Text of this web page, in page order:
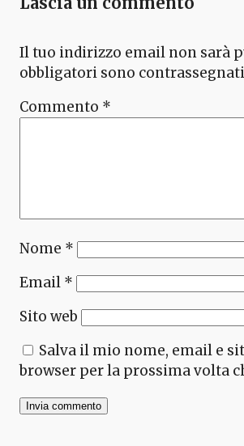
Il tuo indirizzo email non sarà
obbligatori sono contrassegnati
Commento *
Nome *
Email *
Sito web
Salva il mio nome, email e
browser per la prossima volta